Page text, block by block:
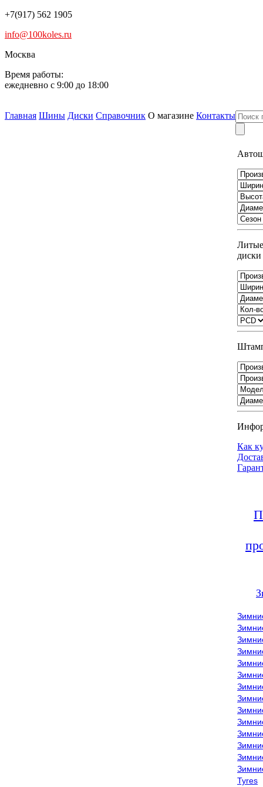
+7(917) 562 1905
info@100koles.ru
Москва
Время работы:
ежедневно с 9:00 до 18:00
Главная Шины Диски Справочник О магазине Контакты
Литые
диски
Как
Tyres